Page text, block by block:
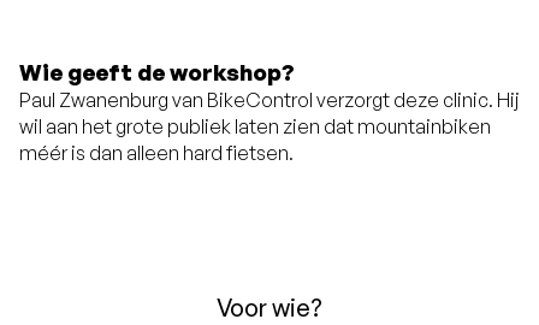
Wie geeft de workshop?
Paul Zwanenburg van BikeControl verzorgt deze clinic. Hij
wil aan het grote publiek laten zien dat mountainbiken
méér is dan alleen hard fietsen.
Voor wie?